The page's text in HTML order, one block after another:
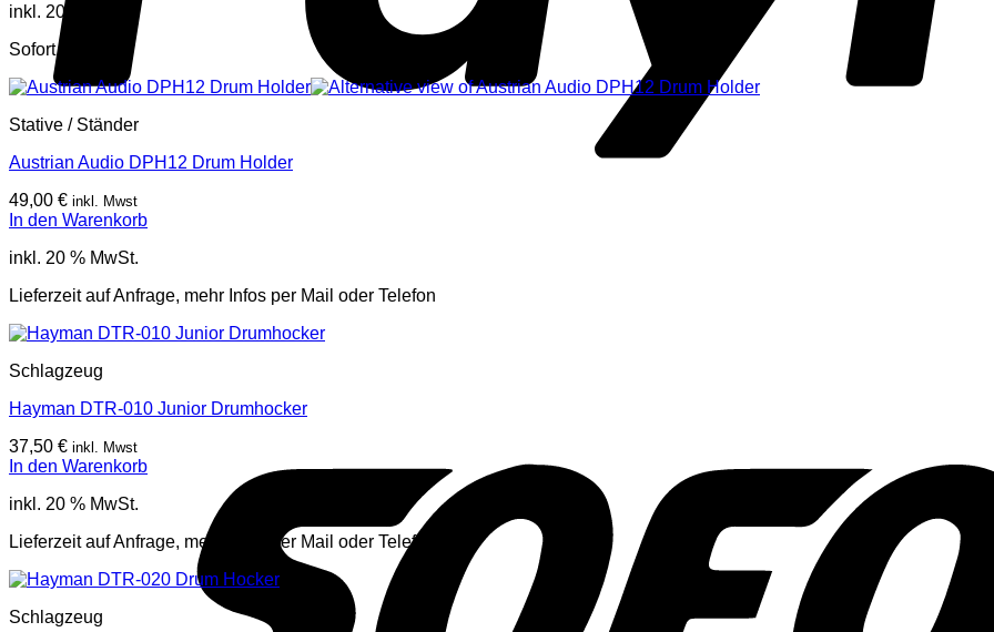
inkl. 20 % MwSt.
Sofort lieferbar
Stative / Ständer
Austrian Audio DPH12 Drum Holder
49,00 € inkl. Mwst
In den Warenkorb
inkl. 20 % MwSt.
Lieferzeit auf Anfrage, mehr Infos per Mail oder Telefon
Schlagzeug
Hayman DTR-010 Junior Drumhocker
37,50 € inkl. Mwst
In den Warenkorb
inkl. 20 % MwSt.
Lieferzeit auf Anfrage, mehr Infos per Mail oder Telefon
Schlagzeug